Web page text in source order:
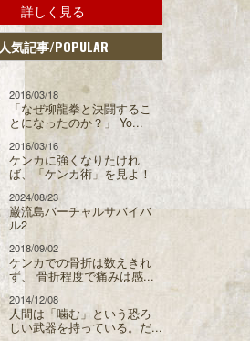
詳しく見る
人気記事/POPULAR
2016/03/18
「なぜ柳龍拳と決闘するこ
とになったのか？」 Yo...
2016/03/16
ケンカに強くなりたけれ
ば、「ケンカ術」を見よ！
2024/08/23
巌流島バーチャルサバイバ
ル2
2018/09/02
ケンカでの骨折は数えきれ
ず、 骨折程度で痛みは感...
2014/12/08
人間は「噛む」という恐ろ
しい武器を持っている。だ...